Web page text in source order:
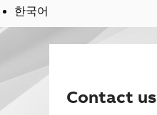
한국어
Contact us